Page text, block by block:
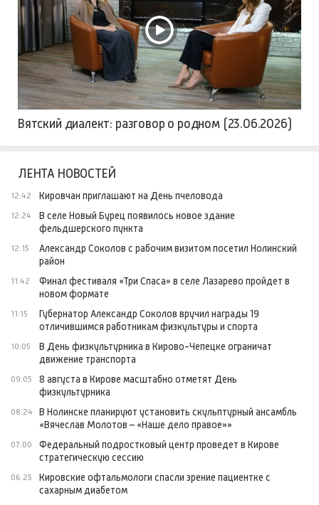
Вятский диалект: разговор о родном (23.06.2026)
ЛЕНТА НОВОСТЕЙ
12:42 Кировчан приглашают на День пчеловода
12:24
В селе Новый Бурец появилось новое здание
фельдшерского пункта
12:15
Александр Соколов с рабочим визитом посетил Нолинский
район
11:42
Финал фестиваля «Три Спаса» в селе Лазарево пройдет в
новом формате
11:15
Губернатор Александр Соколов вручил награды 19
отличившимся работникам физкультуры и спорта
10:05
В День физкультурника в Кирово-Чепецке ограничат
движение транспорта
09:05
8 августа в Кирове масштабно отметят День
физкультурника
08:24
В Нолинске планируют установить скульптурный ансамбль
«Вячеслав Молотов – «Наше дело правое»»
07:00
Федеральный подростковый центр проведет в Кирове
стратегическую сессию
06:25
Кировские офтальмологи спасли зрение пациентке с
сахарным диабетом